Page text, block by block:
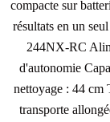
compacte sur
résultats en un
244NX-RC
d'autonomie
nettoyage : 44
transporte